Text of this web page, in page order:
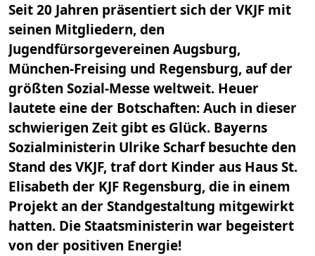
Seit 20 Jahren präsentiert sich der VKJF mit
seinen Mitgliedern, den
Jugendfürsorgevereinen Augsburg,
München-Freising und Regensburg, auf der
größten Sozial-Messe weltweit. Heuer
lautete eine der Botschaften: Auch in dieser
schwierigen Zeit gibt es Glück. Bayerns
Sozialministerin Ulrike Scharf besuchte den
Stand des VKJF, traf dort Kinder aus Haus St.
Elisabeth der KJF Regensburg, die in einem
Projekt an der Standgestaltung mitgewirkt
hatten. Die Staatsministerin war begeistert
von der positiven Energie!